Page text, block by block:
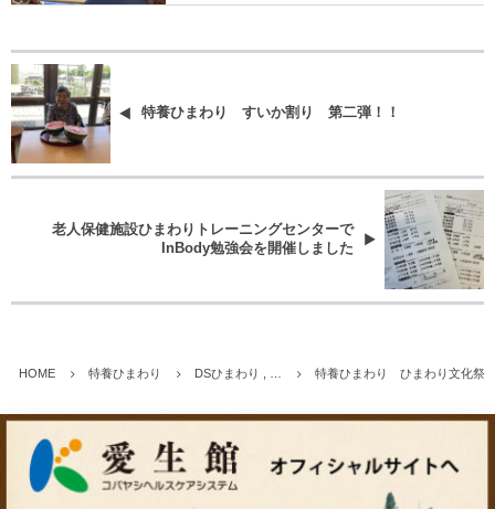
特養ひまわり すいか割り 第二弾！！
老人保健施設ひまわりトレーニングセンターで
InBody勉強会を開催しました
HOME 特養ひまわり DSひまわり , … 特養ひまわり ひまわり文化祭